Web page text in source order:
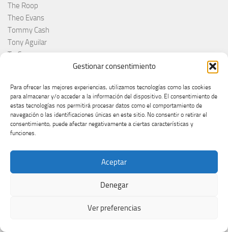
Gestionar consentimiento
Para ofrecer las mejores experiencias, utilizamos tecnologías como las cookies
para almacenar y/o acceder a la información del dispositivo. El consentimiento de
estas tecnologías nos permitirá procesar datos como el comportamiento de
navegación o las identificaciones únicas en este sitio. No consentir o retirar el
consentimiento, puede afectar negativamente a ciertas características y
funciones.
Aceptar
Denegar
Ver preferencias
The Roop
Theo Evans
Tommy Cash
Tony Aguilar
Tu Cara me suena
Ucraina
Ucrânia
Ucrania
UER
Ukraine